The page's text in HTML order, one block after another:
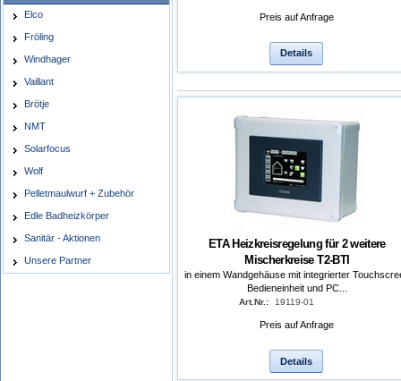
Elco
Fröling
Windhager
Vaillant
Brötje
NMT
Solarfocus
Wolf
Pelletmaulwurf + Zubehör
Edle Badheizkörper
Sanitär - Aktionen
Unsere Partner
Preis auf Anfrage
Details
ETA Heizkreisregelung für 2 weitere
Mischerkreise T2-BTI
in einem Wandgehäuse mit integrierter
Bedieneinheit und PC...
Art.Nr.: 19119-01
Preis auf Anfrage
Details